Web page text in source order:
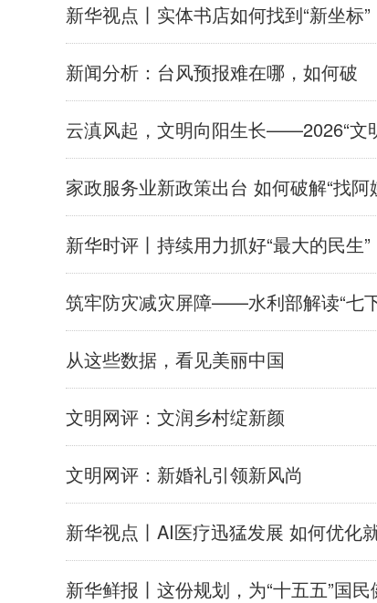
新华视点丨实体书店如何找到“新坐标”
新闻分析：台风预报难在哪，如何破
云滇风起，文明向阳生长——2026“文
家政服务业新政策出台 如何破解“找阿
新华时评丨持续用力抓好“最大的民生”
筑牢防灾减灾屏障——水利部解读“七
从这些数据，看见美丽中国
文明网评：文润乡村绽新颜
文明网评：新婚礼引领新风尚
新华视点丨AI医疗迅猛发展 如何优化
新华鲜报丨这份规划，为“十五五”国民